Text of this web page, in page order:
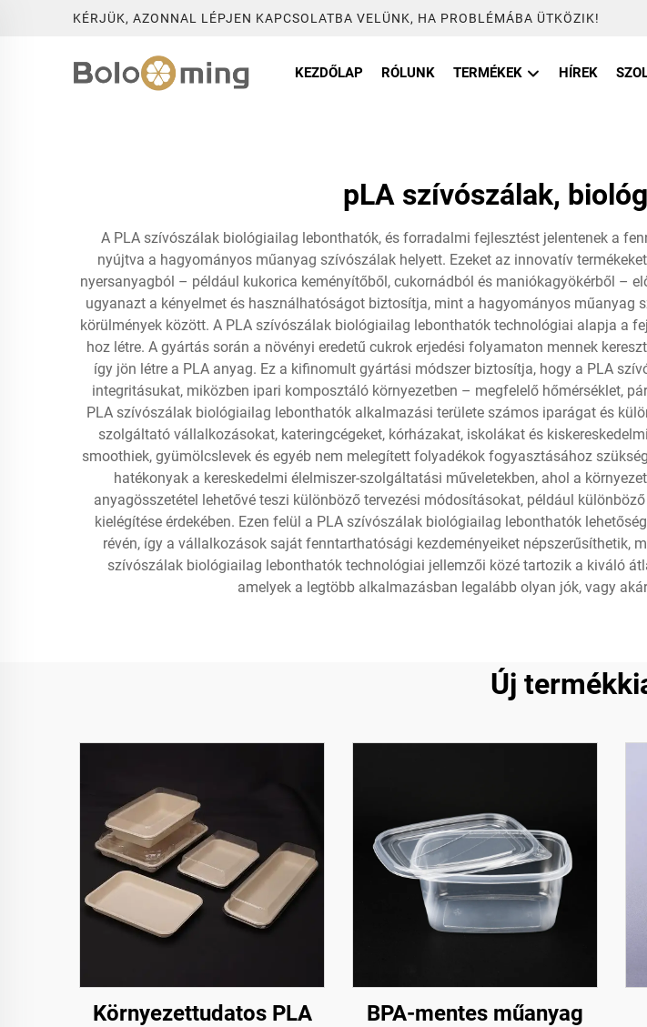
KÉRJÜK, AZONNAL LÉPJEN KAPCSOLATBA VELÜNK, HA PROBLÉMÁBA ÜTKÖZIK!
KEZDŐLAP RÓLUNK TERMÉKEK HÍREK
pLA szívószálak,
A PLA szívószálak biológiailag lebonthatók, és forradalmi fejlesztést jelentenek a
nyújtva a hagyományos műanyag szívószálak helyett. Ezeket az innovatív
nyersanyagból – például kukorica keményítőből, cukornádból és maniókagyökérből
ugyanazt a kényelmet és használhatóságot biztosítja, mint a hagyományos
körülmények között. A PLA szívószálak biológiailag lebonthatók technológiai alapja a
hoz létre. A gyártás során a növényi eredetű cukrok erjedési folyamaton mennek
így jön létre a PLA anyag. Ez a kifinomult gyártási módszer biztosítja, hogy a PLA
integritásukat, miközben ipari komposztáló környezetben – megfelelő hőmérséklet,
PLA szívószálak biológiailag lebonthatók alkalmazási területe számos iparágat és
szolgáltató vállalkozásokat, kateringcégeket, kórházakat, iskolákat és
smoothiek, gyümölcslevek és egyéb nem melegített folyadékok fogyasztásához
hatékonyak a kereskedelmi élelmiszer-szolgáltatási műveletekben, ahol a
anyagösszetétel lehetővé teszi különböző tervezési módosításokat, például
kielégítése érdekében. Ezen felül a PLA szívószálak biológiailag lebonthatók
révén, így a vállalkozások saját fenntarthatósági kezdeményeiket
szívószálak biológiailag lebonthatók technológiai jellemzői közé tartozik a kiváló
amelyek a legtöbb alkalmazásban legalább olyan jók, vagy
Új
Környezettudatos PLA
BPA-mentes műanyag